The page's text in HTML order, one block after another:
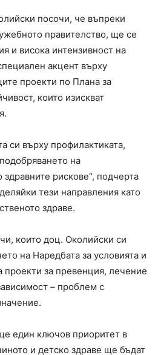
посочи, че въпреки
правителство, ще се
и висока интензивност на
акцент върху
проекти по Плана за
които изискват
си върху профилактиката,
на
рискове“, подчерта
тези направления като
здраве.
които доц. Околийски си
на Наредбата за условията и
проекти за превенция, лечение
– проблем с
един ключов приоритет в
и детско здраве ще бъдат